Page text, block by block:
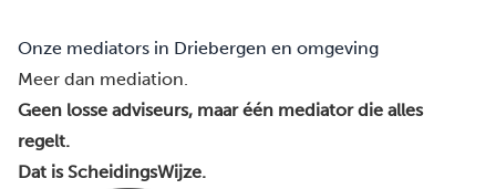
Onze mediators in Driebergen en omgeving
Meer dan mediation.
Geen losse adviseurs, maar één mediator die alles
regelt.
Dat is ScheidingsWijze.